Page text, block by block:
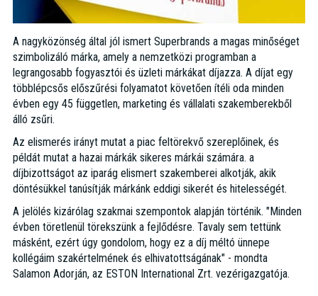
A nagyközönség által jól ismert Superbrands a magas minőséget
szimbolizáló márka, amely a nemzetközi programban a
legrangosabb fogyasztói és üzleti márkákat díjazza. A díjat egy
többlépcsős előszűrési folyamatot követően ítéli oda minden
évben egy 45 független, marketing és vállalati szakemberekből
álló zsűri.
Az elismerés irányt mutat a piac feltörekvő szereplőinek, és
példát mutat a hazai márkák sikeres márkái számára. a
díjbizottságot az iparág elismert szakemberei alkotják, akik
döntésükkel tanúsítják márkánk eddigi sikerét és hitelességét.
A jelölés kizárólag szakmai szempontok alapján történik. "Minden
évben töretlenül törekszünk a fejlődésre. Tavaly sem tettünk
másként, ezért úgy gondolom, hogy ez a díj méltó ünnepe
kollégáim szakértelmének és elhivatottságának" - mondta
Salamon Adorján, az ESTON International Zrt. vezérigazgatója.